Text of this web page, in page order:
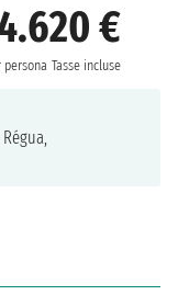
€
persona Tasse incluse